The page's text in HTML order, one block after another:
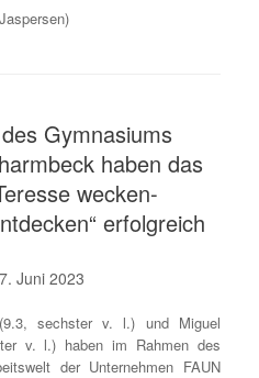
Gymnasiums
haben das
wecken-
erfolgreich
Juni 2023
sechster v. l.) und Miguel
v. l.) haben im Rahmen des
der Unternehmen FAUN